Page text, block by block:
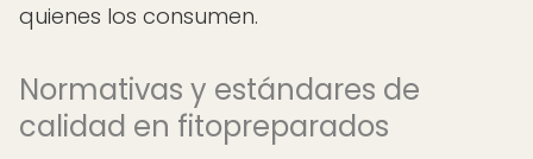
quienes los consumen.
Normativas y estándares de
calidad en fitopreparados